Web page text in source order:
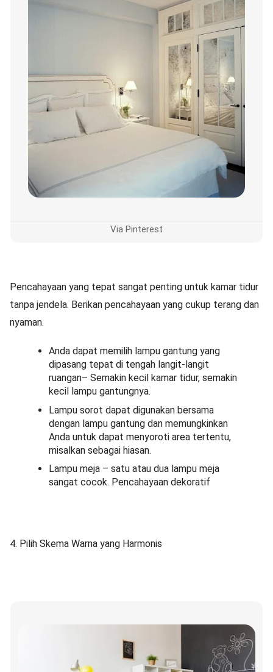
Via Pinterest
Pencahayaan yang tepat sangat penting untuk kamar tidur
tanpa jendela. Berikan pencahayaan yang cukup terang dan
nyaman.
Anda dapat memilih lampu gantung yang
dipasang tepat di tengah langit-langit
ruangan– Semakin kecil kamar tidur, semakin
kecil lampu gantungnya.
Lampu sorot dapat digunakan bersama
dengan lampu gantung dan memungkinkan
Anda untuk dapat menyoroti area tertentu,
misalkan sebagai hiasan.
Lampu meja – satu atau dua lampu meja
sangat cocok. Pencahayaan dekoratif
4. Pilih Skema Warna yang Harmonis